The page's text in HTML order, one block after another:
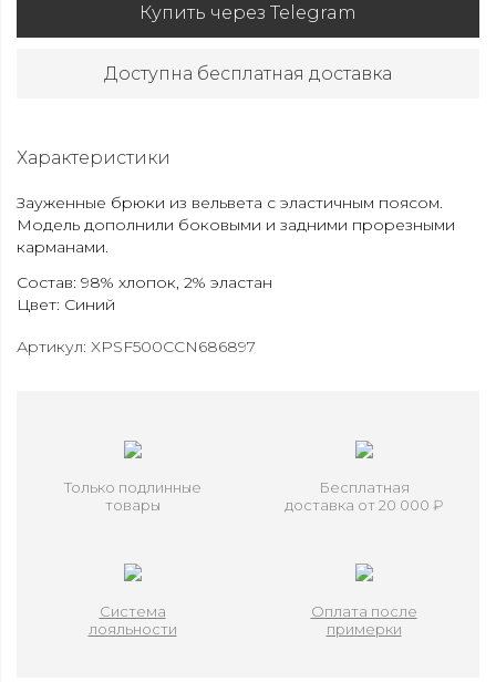
Купить через Telegram
Доступна бесплатная доставка
Характеристики
Зауженные брюки из вельвета с эластичным поясом.
Модель дополнили боковыми и задними прорезными
карманами.
Состав: 98% хлопок, 2% эластан
Цвет: Синий
Артикул: XPSF500CCN686897
Только подлинные
товары
Бесплатная
доставка от 20 000 ₽
Система
лояльности
Оплата после
примерки